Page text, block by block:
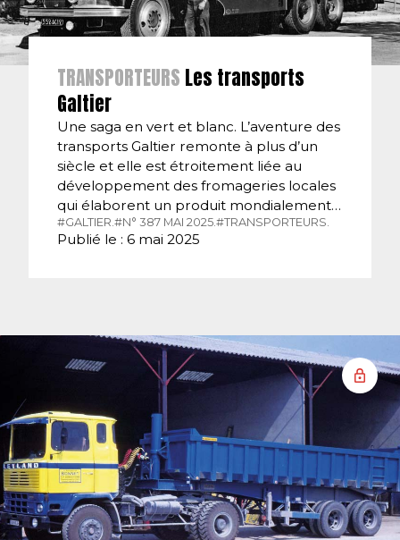
TRANSPORTEURS Les transports
Galtier
Une saga en vert et blanc. L’aventure des
transports Galtier remonte à plus d’un
siècle et elle est étroitement liée au
développement des fromageries locales
qui élaborent un produit mondialement…
#GALTIER.#N° 387 MAI 2025.#TRANSPORTEURS.
Publié le : 6 mai 2025